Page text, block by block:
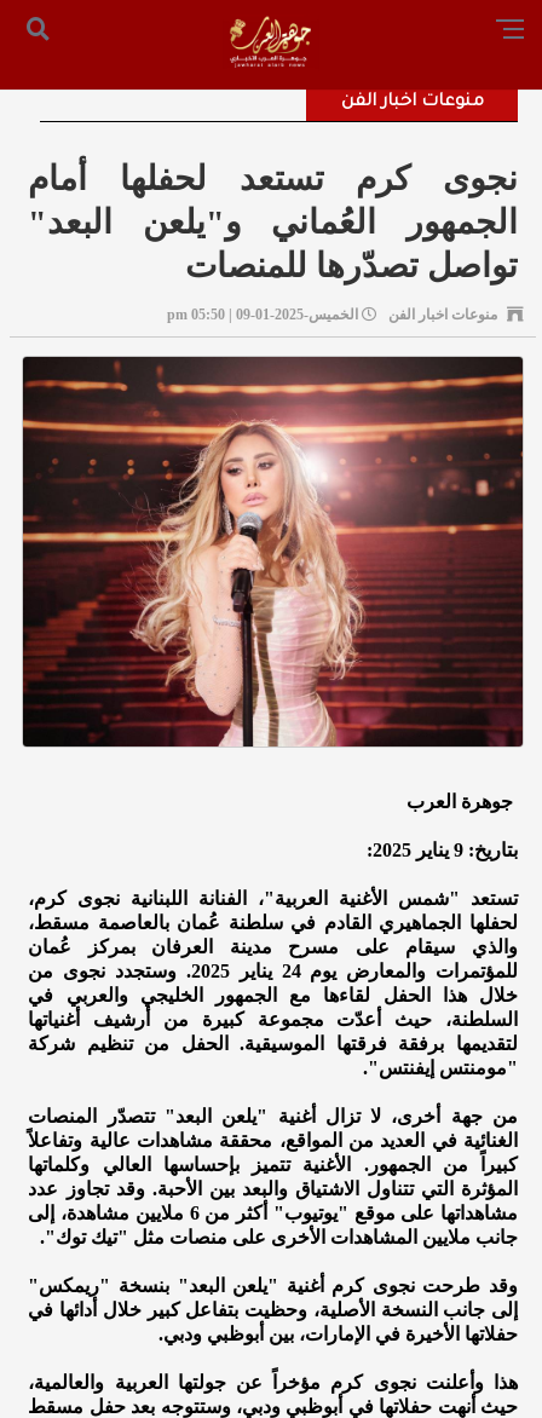
الرئيسية
التحرير: المستشار محمد صالح الملكاوي [ 00962795755033 ]
منوعات اخبار الفن
نجوى كرم تستعد لحفلها أمام
الجمهور العُماني و"يلعن البعد"
تواصل تصدّرها للمنصات
منوعات اخبار الفن الخميس-2025-01-09 | 05:50 pm
جوهرة العرب
بتاريخ: 9 يناير 2025:
تستعد "شمس الأغنية العربية"، الفنانة اللبنانية نجوى كرم،
لحفلها الجماهيري القادم في سلطنة عُمان بالعاصمة مسقط،
والذي سيقام على مسرح مدينة العرفان بمركز عُمان
للمؤتمرات والمعارض يوم 24 يناير 2025. وستجدد نجوى من
خلال هذا الحفل لقاءها مع الجمهور الخليجي والعربي في
السلطنة، حيث أعدّت مجموعة كبيرة من أرشيف أغنياتها
لتقديمها برفقة فرقتها الموسيقية. الحفل من تنظيم شركة
"مومنتس إيفنتس".
من جهة أخرى، لا تزال أغنية "يلعن البعد" تتصدّر المنصات
الغنائية في العديد من المواقع، محققة مشاهدات عالية وتفاعلاً
كبيراً من الجمهور. الأغنية تتميز بإحساسها العالي وكلماتها
المؤثرة التي تتناول الاشتياق والبعد بين الأحبة. وقد تجاوز عدد
مشاهداتها على موقع "يوتيوب" أكثر من 6 ملايين مشاهدة، إلى
جانب ملايين المشاهدات الأخرى على منصات مثل "تيك توك".
وقد طرحت نجوى كرم أغنية "يلعن البعد" بنسخة "ريمكس"
إلى جانب النسخة الأصلية، وحظيت بتفاعل كبير خلال أدائها في
حفلاتها الأخيرة في الإمارات، بين أبوظبي ودبي.
هذا وأعلنت نجوى كرم مؤخراً عن جولتها العربية والعالمية،
حيث أنهت حفلاتها في أبوظبي ودبي، وستتوجه بعد حفل مسقط